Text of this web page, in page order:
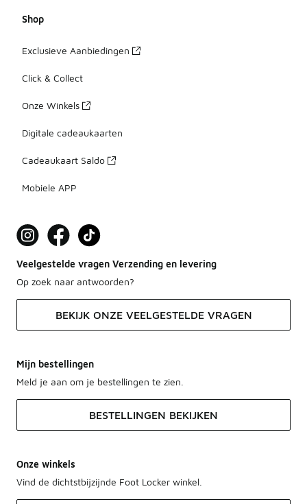
Shop
Exclusieve Aanbiedingen
Click & Collect
Onze Winkels
Digitale cadeaukaarten
Cadeaukaart Saldo
Mobiele APP
Veelgestelde vragen Verzending en levering
Op zoek naar antwoorden?
BEKIJK ONZE VEELGESTELDE VRAGEN
Mijn bestellingen
Meld je aan om je bestellingen te zien.
BESTELLINGEN BEKIJKEN
Onze winkels
Vind de dichtstbijzijnde Foot Locker winkel.